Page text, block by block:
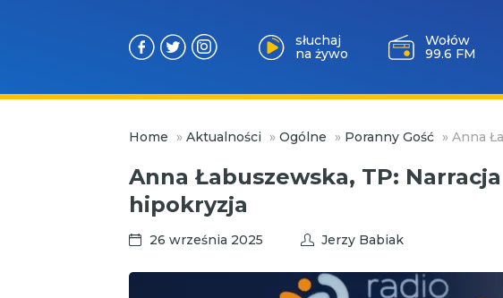
słuchaj
na żywo
Wołów
99.6 FM
Home » Aktualności » Ogólne » Poranny Gość » Anna
Anna Łabuszewska, TP:
hipokryzja
26 września 2025 Jerzy Babiak